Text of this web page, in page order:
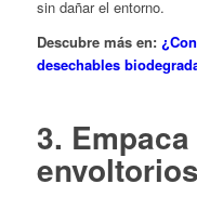
sin dañar el entorno.
Descubre más en:
desechables
3.